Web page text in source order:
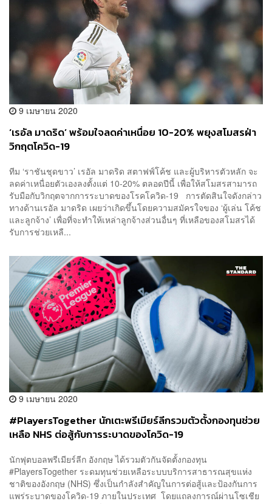
9 เมษายน 2020
‘เรอัล มาดริด’ พร้อมใจลดค่าเหนื่อย 10-20% พยุงสโมสรฝ่า
วิกฤตโควิด-19
ทีม ‘ราชันชุดขาว’​ เรอัล มาดริด สตาฟฟ์โค้ช และผู้บริหารตัวหลัก จะ
ลดค่าเหนื่อยตัวเองลงตั้งแต่ 10-20% ตลอดปีนี้ เพื่อให้สโมสรสามารถ
รับมือกับวิกฤตจากการระบาดของโรคโควิด-19 การตัดสินใจดังกล่าว
ทางด้านเรอัล มาดริด เผยว่าเกิดขึ้นโดยความสมัครใจของ ‘ผู้เล่น โค้ช
และลูกจ้าง’ เพื่อที่จะทำให้เหล่าลูกจ้างส่วนอื่นๆ ที่เหลือของสโมสรได้
รับการช่วยเหลื...
9 เมษายน 2020
#PlayersTogether นักเตะพรีเมียร์ลีกรวมตัวตั้งกองทุนช่วย
เหลือ NHS ต่อสู้กับการระบาดของโควิด-19
นักฟุตบอลพรีเมียร์ลีก อังกฤษ ได้รวมตัวกันจัดตั้งกองทุน
#PlayersTogether ระดมทุนช่วยเหลือระบบบริการสาธารณสุขแห่ง
ชาติของอังกฤษ (NHS) ซึ่งเป็นกำลังสำคัญในการต่อสู้และป้องกันการ
แพร่ระบาดของโควิด-19 ภายในประเทศ​ โดยแถลงการณ์ผ่านโซเชีย